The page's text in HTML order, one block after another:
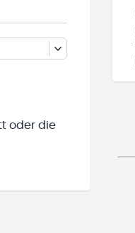
oder die